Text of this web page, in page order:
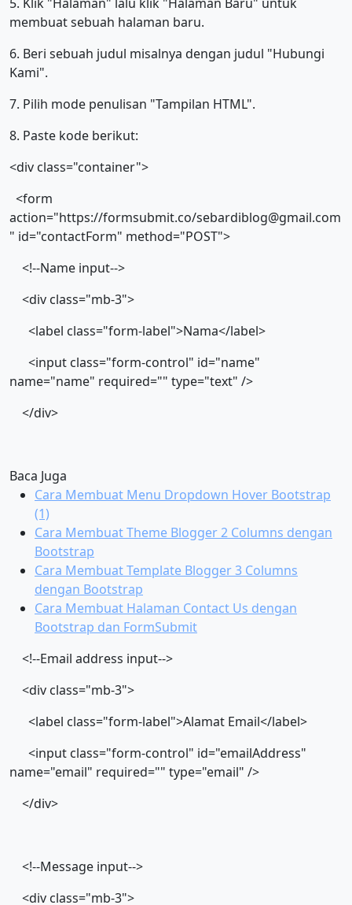
membuat sebuah halaman baru.
6. Beri sebuah judul misalnya dengan judul "Hubungi
Kami".
7. Pilih mode penulisan "Tampilan HTML".
8. Paste kode berikut:
<div class="container">
<form
action="https://formsubmit.co/sebardiblog@gmail.com
" id="contactForm" method="POST">
<!--Name input-->
<div class="mb-3">
<label class="form-label">Nama</label>
<input class="form-control" id="name"
name="name" required="" type="text" />
</div>
Baca Juga
Cara Membuat Menu Dropdown Hover Bootstrap
(1)
Cara Membuat Theme Blogger 2 Columns dengan
Bootstrap
Cara Membuat Template Blogger 3 Columns
dengan Bootstrap
Cara Membuat Halaman Contact Us dengan
Bootstrap dan FormSubmit
<!--Email address input-->
<div class="mb-3">
<label class="form-label">Alamat Email</label>
<input class="form-control" id="emailAddress"
name="email" required="" type="email" />
</div>
<!--Message input-->
<div class="mb-3">